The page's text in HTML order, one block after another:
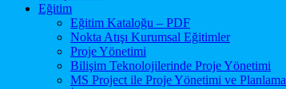
Eğitim
Eğitim Kataloğu – PDF
Nokta Atışı Kurumsal Eğitimler
Proje Yönetimi
Bilişim Teknolojilerinde Proje Yönetimi
MS Project ile Proje Yönetimi ve Planlama